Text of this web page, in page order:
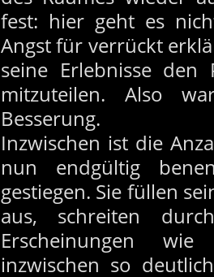
fest: hier geht es
Angst für verrückt
seine Erlebnisse
mitzuteilen. Also
Besserung.
Inzwischen ist die
nun endgültig
gestiegen. Sie füllen
aus, schreiten
Erscheinungen
inzwischen so